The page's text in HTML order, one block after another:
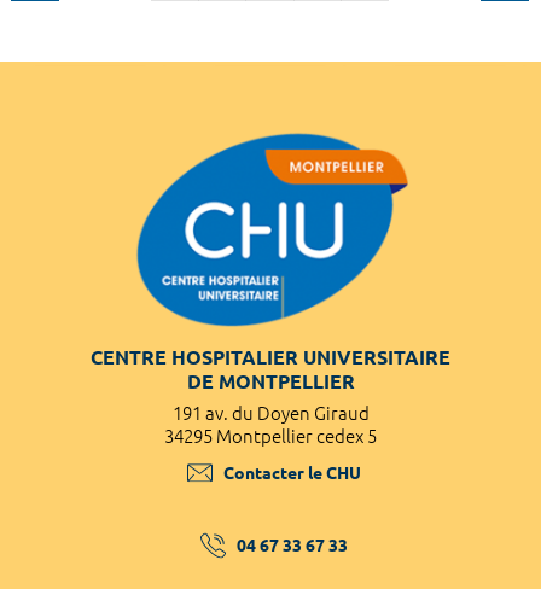
CENTRE HOSPITALIER UNIVERSITAIRE
DE MONTPELLIER
191 av. du Doyen Giraud
34295 Montpellier cedex 5
Contacter le CHU
04 67 33 67 33